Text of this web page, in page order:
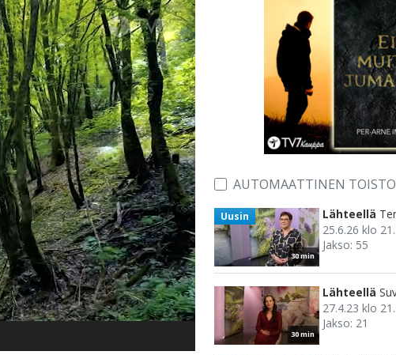
AUTOMAATTINEN TOISTO
30 min
Uusin Lähteellä
25.6.26 klo
Jakso: 55
30 min
Lähteellä
27.4.23 klo
Jakso: 21